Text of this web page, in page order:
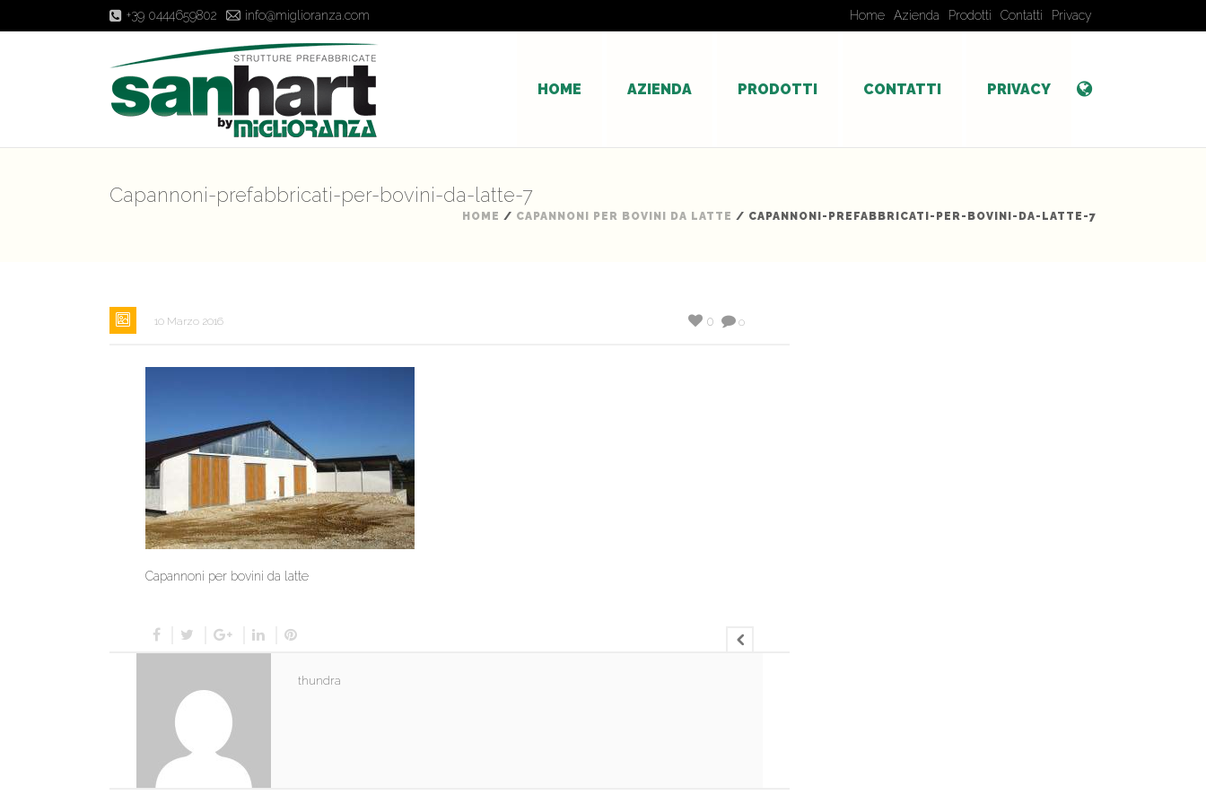
+39 0444659802 info@miglioranza.com Home Azienda Prodotti Contatti Privacy
HOME AZIENDA PRODOTTI CONTATTI PRIVACY
Capannoni-prefabbricati-per-bovini-da-latte-7
HOME / CAPANNONI PER BOVINI DA LATTE / CAPANNONI-PREFABBRICATI-PER-BOVINI-DA-LATTE-7
10 Marzo 2016 0
0
Capannoni per bovini da latte
thundra